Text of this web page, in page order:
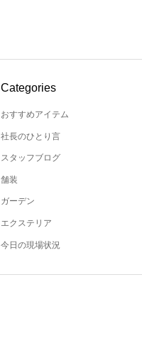
Categories
おすすめアイテム
社長のひとり言
スタッフブログ
舗装
ガーデン
エクステリア
今日の現場状況